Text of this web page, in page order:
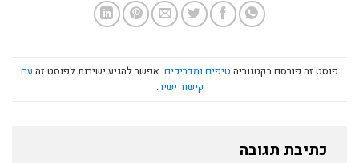
פוסט זה פורסם בקטגוריה טיפים ומדריכים. אפשר להגיע ישירות לפוסט זה עם
קישור ישיר.
כתיבת תגובה